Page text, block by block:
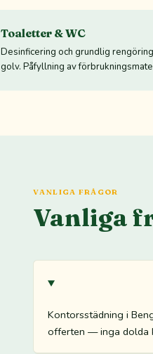
Toaletter & WC
Desinficering och grundlig
golv. Påfyllning av
VANLIGA FRÅGOR
Vanliga
Kontorsstädning i
offerten — inga dolda